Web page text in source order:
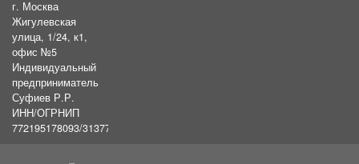
г. Москва
Жигулевская
улица, 1/24, к1,
офис №5
Индивидуальный
предприниматель
Суфиев Р.Р.
ИНН/ОГРНИП
772195178093/31377461610054